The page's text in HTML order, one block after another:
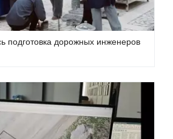
подготовка дорожных инженеров